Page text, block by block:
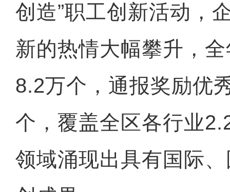
创造”职工创新活动，
新的热情大幅攀升，
8.2万个，通报奖励优
个，覆盖全区各行业
领域涌现出具有国际